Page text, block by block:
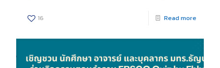
16 Read more